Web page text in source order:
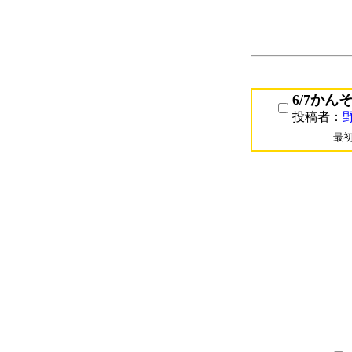
6/7かん
投稿者：
最